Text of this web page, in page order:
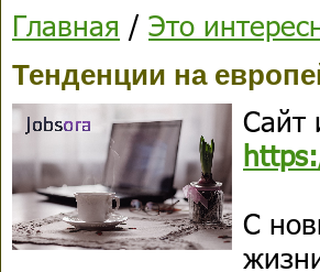
Главная / Это
Тенденции на
Сайт
С